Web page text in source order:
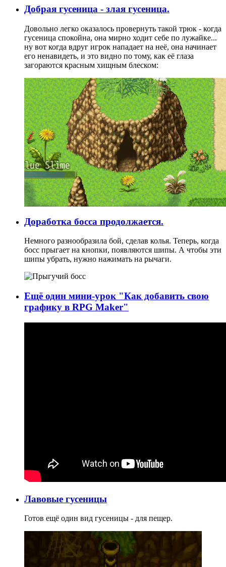
Добрая гусеница - злая гусеница.
Довольно легко оказалось провернуть такой трюк - когда
гусеница спокойна, она мирно ходит себе по лужайке...
ну вот когда вдруг игрок нападает на неё, она начинает
его ненавидеть, и это видно по тому, как её глаза
загораются красным хищным блеском:
Доработка босса продолжается.
Немного разнообразила бой, сделав колья. Теперь, когда
босс прыгает на кнопки, появляются шипы. А чтобы эти
шипы убрать, нужно нажимать на рычаги.
Ещё один мини-урок "Как добавить свою
графику в RPG Maker"
Лавовые гусеницы
Готов ещё один вид гусеницы - для пещер.